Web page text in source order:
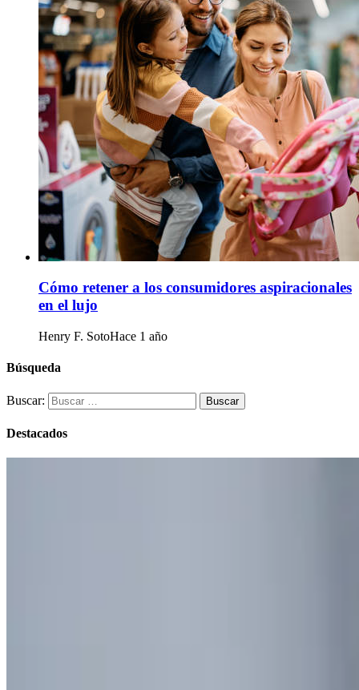
Cómo retener a los consumidores aspiracionales
en el lujo
Henry F. SotoHace 1 año
Búsqueda
Buscar:
Destacados